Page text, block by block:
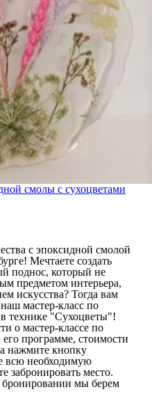
смолы с сухоцветами
с эпоксидной смолой
Мечтаете создать
поднос, который не
предметом интерьера,
искусства? Тогда вам
мастер-класс по
технике "Сухоцветы"!
о мастер-классе по
программе, стоимости
нажмите кнопку
всю необходимую
забронировать место.
мы берем